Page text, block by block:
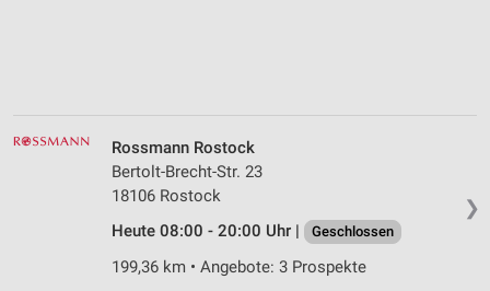
❯
Rossmann Rostock
Bertolt-Brecht-Str. 23
18106 Rostock
Heute 08:00 - 20:00 Uhr |
Geschlossen
199,36 km • Angebote: 3 Prospekte